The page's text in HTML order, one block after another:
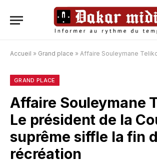
Accueil » Grand place » Affaire Souleymane Teliko: Le président de la
GRAND PLACE
Affaire Souleymane
Le président de la
suprême siffle la fin
récréation